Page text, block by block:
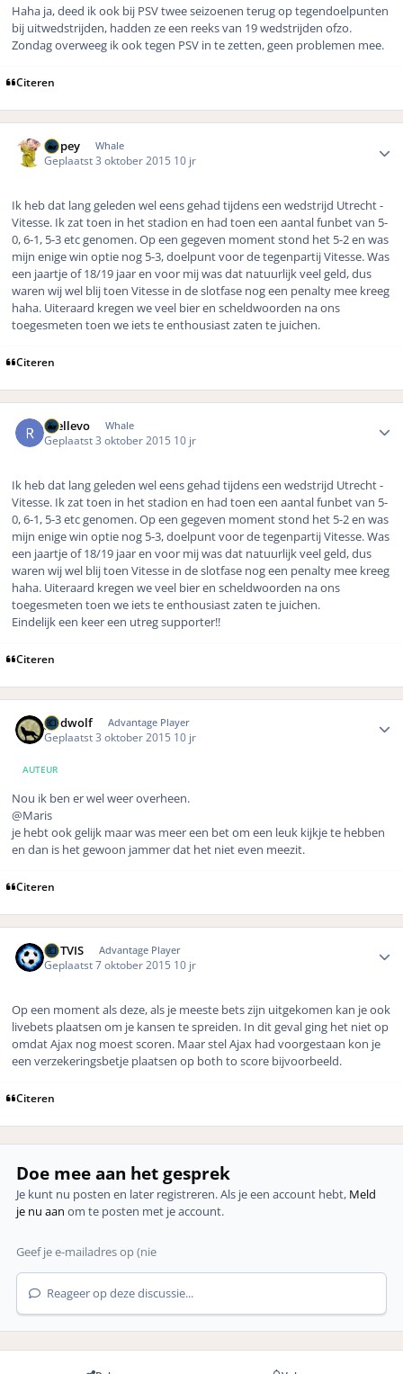
Haha ja, deed ik ook bij PSV twee seizoenen terug op tegendoelpunten
bij uitwedstrijden, hadden ze een reeks van 19 wedstrijden ofzo.
Zondag overweeg ik ook tegen PSV in te zetten, geen problemen mee.
Citeren
Dopey Whale
Geplaatst 3 oktober 2015 10 jr
Ik heb dat lang geleden wel eens gehad tijdens een wedstrijd Utrecht -
Vitesse. Ik zat toen in het stadion en had toen een aantal funbet van 5-
0, 6-1, 5-3 etc genomen. Op een gegeven moment stond het 5-2 en was
mijn enige win optie nog 5-3, doelpunt voor de tegenpartij Vitesse. Was
een jaartje of 18/19 jaar en voor mij was dat natuurlijk veel geld, dus
waren wij wel blij toen Vitesse in de slotfase nog een penalty mee kreeg
haha. Uiteraard kregen we veel bier en scheldwoorden na ons
toegesmeten toen we iets te enthousiast zaten te juichen.
Citeren
rhellevo Whale
Geplaatst 3 oktober 2015 10 jr
Ik heb dat lang geleden wel eens gehad tijdens een wedstrijd Utrecht -
Vitesse. Ik zat toen in het stadion en had toen een aantal funbet van 5-
0, 6-1, 5-3 etc genomen. Op een gegeven moment stond het 5-2 en was
mijn enige win optie nog 5-3, doelpunt voor de tegenpartij Vitesse. Was
een jaartje of 18/19 jaar en voor mij was dat natuurlijk veel geld, dus
waren wij wel blij toen Vitesse in de slotfase nog een penalty mee kreeg
haha. Uiteraard kregen we veel bier en scheldwoorden na ons
toegesmeten toen we iets te enthousiast zaten te juichen.
Eindelijk een keer een utreg supporter!!
Citeren
geldwolf Advantage Player
Geplaatst 3 oktober 2015 10 jr
AUTEUR
Nou ik ben er wel weer overheen.
@Maris
je hebt ook gelijk maar was meer een bet om een leuk kijkje te hebben
en dan is het gewoon jammer dat het niet even meezit.
Citeren
ROTVIS Advantage Player
Geplaatst7 oktober 2015 10 jr
Op een moment als deze, als je meeste bets zijn uitgekomen kan je ook
livebets plaatsen om je kansen te spreiden. In dit geval ging het niet op
omdat Ajax nog moest scoren. Maar stel Ajax had voorgestaan kon je
een verzekeringsbetje plaatsen op both to score bijvoorbeeld.
Citeren
Doe mee aan het gesprek
Je kunt nu posten en later registreren. Als je een account hebt, Meld
je nu aan om te posten met je account.
Reageer op deze discussie...